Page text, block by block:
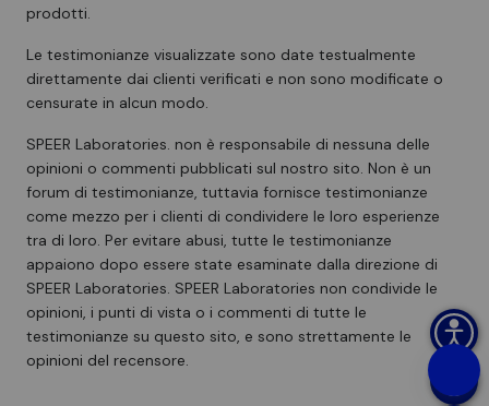
prodotti.
Le testimonianze visualizzate sono date testualmente
direttamente dai clienti verificati e non sono modificate o
censurate in alcun modo.
SPEER Laboratories. non è responsabile di nessuna delle
opinioni o commenti pubblicati sul nostro sito. Non è un
forum di testimonianze, tuttavia fornisce testimonianze
come mezzo per i clienti di condividere le loro esperienze
tra di loro. Per evitare abusi, tutte le testimonianze
appaiono dopo essere state esaminate dalla direzione di
SPEER Laboratories. SPEER Laboratories non condivide le
opinioni, i punti di vista o i commenti di tutte le
testimonianze su questo sito, e sono strettamente le
opinioni del recensore.